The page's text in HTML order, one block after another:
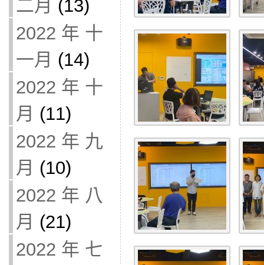
二月 (13)
2022 年 十
一月 (14)
2022 年 十
月 (11)
2022 年 九
月 (10)
2022 年 八
月 (21)
2022 年 七